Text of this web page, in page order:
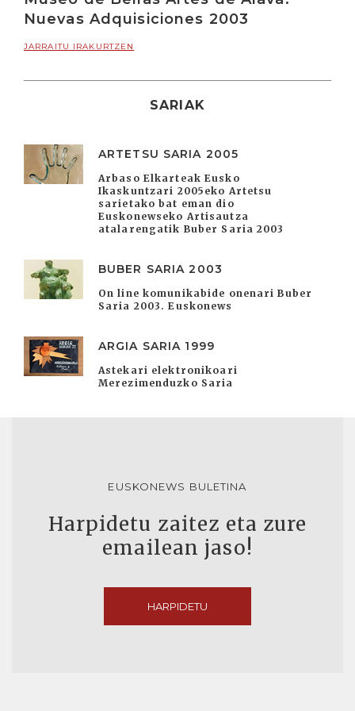
Nuevas Adquisiciones 2003
JARRAITU IRAKURTZEN
SARIAK
ARTETSU SARIA 2005
Arbaso Elkarteak Eusko
Ikaskuntzari 2005eko Artetsu
sarietako bat eman dio
Euskonewseko Artisautza
atalarengatik Buber Saria 2003
BUBER SARIA 2003
On line komunikabide onenari Buber
Saria 2003. Euskonews
ARGIA SARIA 1999
Astekari elektronikoari
Merezimenduzko Saria
EUSKONEWS BULETINA
Harpidetu zaitez eta zure
emailean jaso!
HARPIDETU